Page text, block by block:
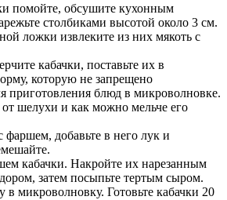
помойте, обсушите кухонным
столбиками высотой около 3 см.
ложки извлеките из них мякоть с
кабачки, поставьте их в
которую не запрещено
приготовления блюд в микроволновке.
шелухи и как можно мельче его
фаршем, добавьте в него лук и
кабачки. Накройте их нарезанным
затем посыпьте тертым сыром.
в микроволновку. Готовьте кабачки 20